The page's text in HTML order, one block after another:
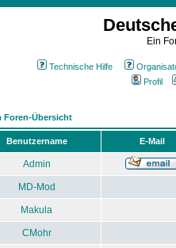
Ein
Technische Hilfe
Profil
Foren-Übersicht
Benutzername E-Mail
Admin
MD-Mod
Makula
CMohr